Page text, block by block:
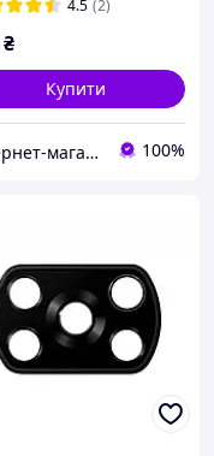
4.5 (2)
₴
Купити
Інтернет-магазин "Он лайн" 100%